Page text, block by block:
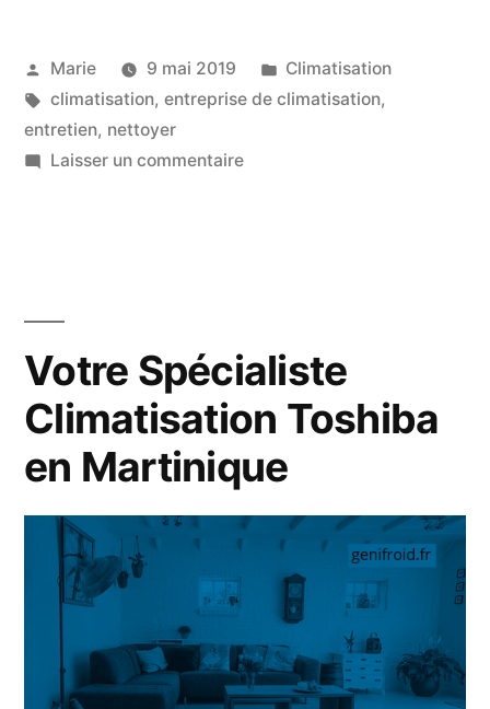
Comment
bien
le
Publié
par
Marie 9 mai 2019
Publié
dans
Climatisation
Étiquettes :
climatisation, entreprise de climatisation,
entretien, nettoyer
Laisser un commentairesur
?
Votre Spécialiste
Climatisation Toshiba
en Martinique